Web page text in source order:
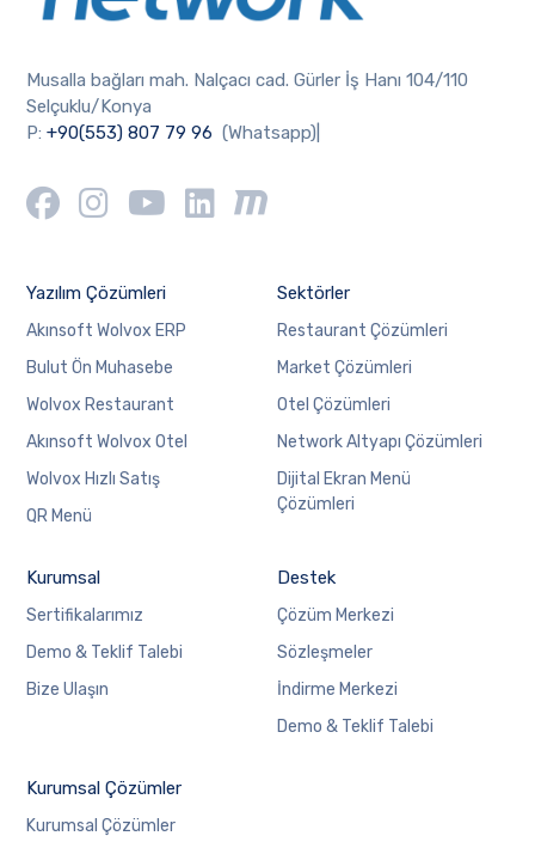
Musalla bağları mah. Nalçacı cad. Gürler İş Hanı 104/110
Selçuklu/Konya
P:+90(553) 807 79 96 (Whatsapp)|
Yazılım Çözümleri
Akınsoft Wolvox ERP
Bulut Ön Muhasebe
Wolvox Restaurant
Akınsoft Wolvox Otel
Wolvox Hızlı Satış
QR Menü
Sektörler
Restaurant Çözümleri
Market Çözümleri
Otel Çözümleri
Network Altyapı Çözümleri
Dijital Ekran Menü
Çözümleri
Kurumsal
Sertifikalarımız
Demo & Teklif Talebi
Bize Ulaşın
Destek
Çözüm Merkezi
Sözleşmeler
İndirme Merkezi
Demo & Teklif Talebi
Kurumsal Çözümler
Kurumsal Çözümler